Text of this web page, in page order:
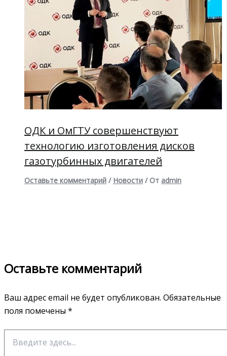
ОДК и ОмГТУ совершенствуют
технологию изготовления дисков
газотурбинных двигателей
Оставьте комментарий / Новости / От admin
Оставьте комментарий
Ваш адрес email не будет опубликован. Обязательные
поля помечены *
здесь...